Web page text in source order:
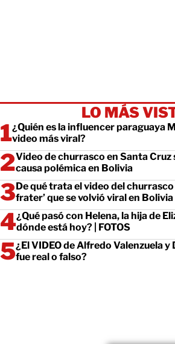
LO MÁS
¿Quién es la influencer paraguaya
video más viral?
Video de churrasco en Santa Cruz
causa polémica en Bolivia
De qué trata el video del churrasco
frater’ que se volvió viral en Bolivia
¿Qué pasó con Helena, la hija de
dónde está hoy? | FOTOS
¿El VIDEO de Alfredo Valenzuela
fue real o falso?